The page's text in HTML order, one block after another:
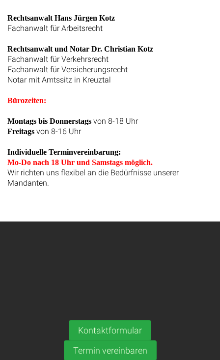
Rechtsanwalt Hans Jürgen Kotz
Fachanwalt für Arbeitsrecht
Rechtsanwalt und Notar Dr. Christian Kotz
Fachanwalt für Verkehrsrecht
Fachanwalt für Versicherungsrecht
Notar mit Amtssitz in Kreuztal
Bürozeiten:
Montags bis Donnerstags von 8-18 Uhr
Freitags von 8-16 Uhr
Individuelle Terminvereinbarung:
Mo-Do nach 18 Uhr und Samstags möglich.
Wir richten uns flexibel an die Bedürfnisse unserer
Mandanten.
Kontaktformular
Termin vereinbaren